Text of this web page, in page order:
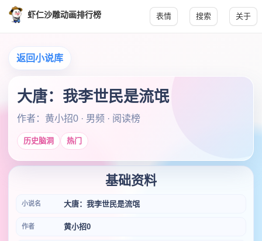
虾仁沙雕动画排行榜 表情 搜索 关于
返回小说库
大唐：我李世民是流氓
作者：黄小招0 · 男频 · 阅读榜
历史脑洞 热门
基础资料
小说名 大唐：我李世民是流氓
作者 黄小招0